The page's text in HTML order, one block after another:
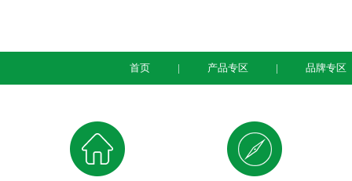
首页 产品专区 品牌专区